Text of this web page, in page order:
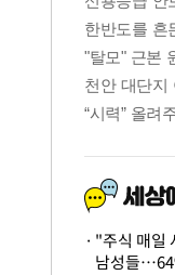
"주식 매일
남성들